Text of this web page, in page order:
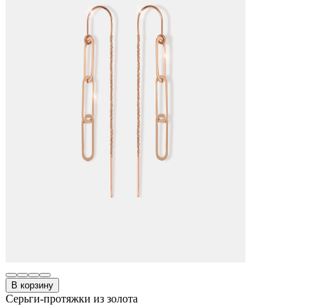
В корзину
Серьги-протяжки из золота